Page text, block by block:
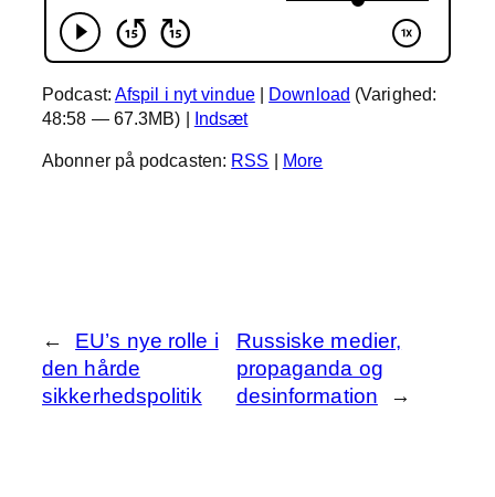
Podcast: Afspil i nyt vindue| Download (Varighed:
48:58 — 67.3MB) | Indsæt
Abonner på podcasten: RSS | More
←
EU’s nye rolle i
den hårde
sikkerhedspolitik
Russiske medier,
propaganda og
desinformation
→